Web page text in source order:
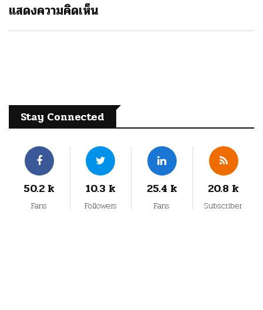
แสดงความคิดเห็น
Stay Connected
50.2 k
Fans
10.3 k
Followers
25.4 k
Fans
20.8 k
Subscriber